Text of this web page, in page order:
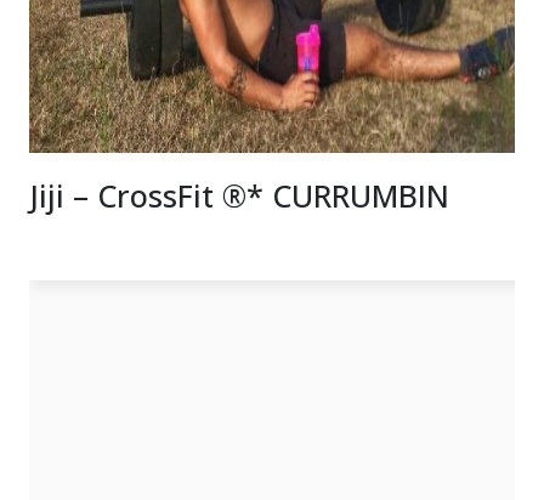
Jiji – CrossFit ®* CURRUMBIN